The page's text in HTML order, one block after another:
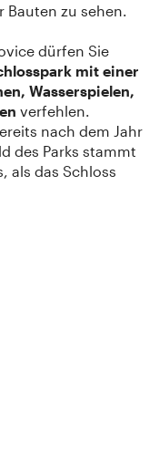
Bauten zu sehen.
dürfen Sie
mit einer
Wasserspielen,
verfehlen.
nach dem Jahr
des Parks stammt
als das Schloss